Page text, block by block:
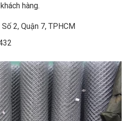
hàng.
2, Quận 7, TPHCM